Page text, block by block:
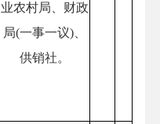
业农村局、财政
局(一事一议)、
供销社。